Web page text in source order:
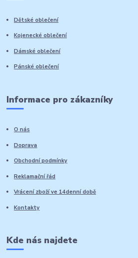
Dětské oblečení
Kojenecké oblečení
Dámské oblečení
Pánské oblečení
Informace pro zákazníky
O nás
Doprava
Obchodní podmínky
Reklamační řád
Vrácení zboží ve 14denní době
Kontakty
Kde nás najdete